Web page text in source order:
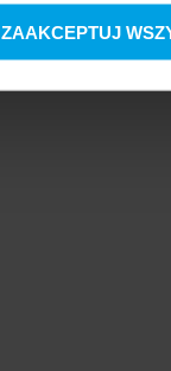
ZAAKCEPTUJ